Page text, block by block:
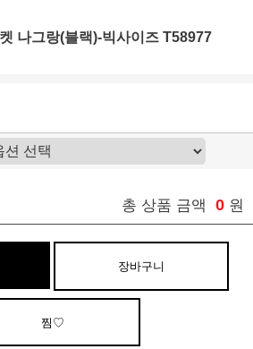
나그랑(블랙)-빅사이즈 T58977
총 상품 금액 0 원
장바구니
찜♡